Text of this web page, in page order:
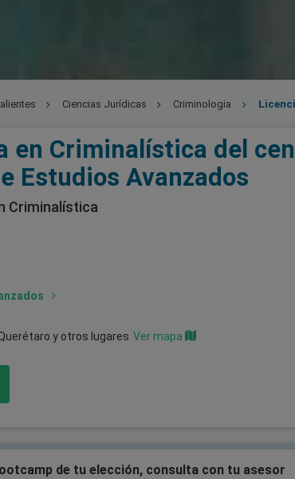
Ciencias Jurídicas Criminologia
en Criminalística del
Estudios Avanzados
Criminalística
y otros lugares Ver mapa
de tu elección, consulta con tu asesor